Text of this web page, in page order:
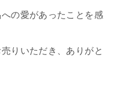
の愛があったことを感
りいただき、ありがと